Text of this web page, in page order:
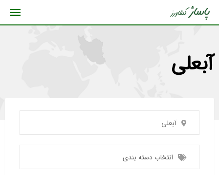
آبعلی
آبعلی
انتخاب دسته بندی